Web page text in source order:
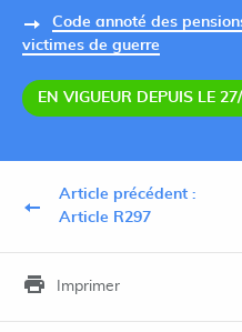
Code annoté des
victimes de guerre
EN VIGUEUR DEPUIS LE
Article précédent :
Article R297
Imprimer